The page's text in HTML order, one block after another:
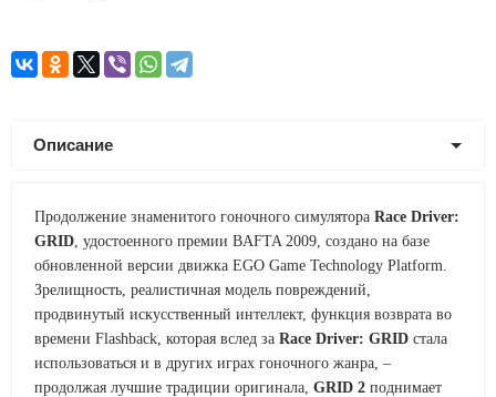
Описание
Продолжение знаменитого гоночного симулятора Race Driver:
GRID, удостоенного премии BAFTA 2009, создано на базе
обновленной версии движка EGO Game Technology Platform.
Зрелищность, реалистичная модель повреждений,
продвинутый искусственный интеллект, функция возврата во
времени Flashback, которая вслед за Race Driver: GRID стала
использоваться и в других играх гоночного жанра, –
продолжая лучшие традиции оригинала, GRID 2 поднимает